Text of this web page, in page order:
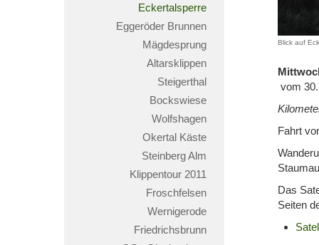
Eckertalsperre
Eggeröder Brunnen
Mägdesprung
Altarsklippen
Steigerthal
Bockswiese
Wolfshagen
Okertal Käste
Steinberg Alm
Klippentour 2011
Froschfelsen
Wernigerode
Friedrichsbrunn
Blick auf
vom
Fahrt
Das
Seiten